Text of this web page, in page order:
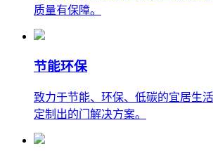
质量有保障。
节能环保
致力于节能、环保、低碳的宜居生
定制出的门解决方案。